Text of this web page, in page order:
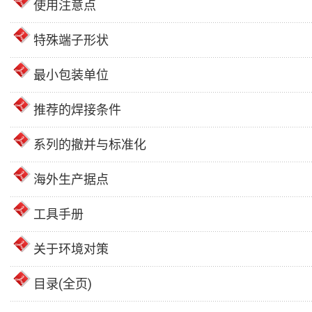
使用注意点
特殊端子形状
最小包装单位
推荐的焊接条件
系列的撤并与标准化
海外生产据点
工具手册
关于环境对策
目录(全页)